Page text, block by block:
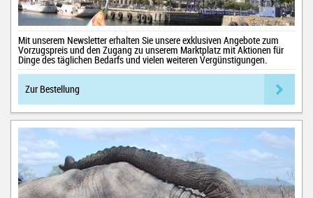
Mit unserem Newsletter erhalten Sie unsere exklusiven Angebote zum
Vorzugspreis und den Zugang zu unserem Marktplatz mit Aktionen für
Dinge des täglichen Bedarfs und vielen weiteren Vergünstigungen.
Zur Bestellung